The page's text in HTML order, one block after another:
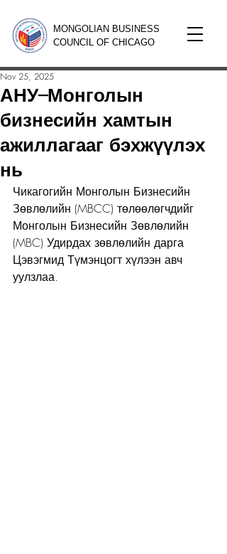
MONGOLIAN BUSINESS
COUNCIL OF CHICAGO
АНУ–Монголын
бизнесийн хамтын
ажиллагааг бэхжүүлэх
нь
Nov 25, 2025
Чикагогийн Монголын Бизнесийн
Зөвлөлийн (MBCC) төлөөлөгчдийг
Монголын Бизнесийн Зөвлөлийн
(MBC) Удирдах зөвлөлийн дарга
Цэвэгмид Түмэнцогт хүлээн авч
уулзлаа.